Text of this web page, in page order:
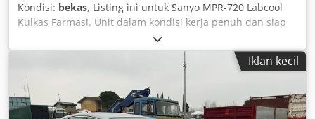
Kondisi: bekas, Listing ini untuk Sanyo MPR-720 Labcool
Kulkas Farmasi. Unit dalam kondisi kerja penuh dan siap
digunakan segera. Dirancang untuk kontrol suhu yang
stabil dan merata, kulkas farmasi ini ideal untuk
penyimpanan vaksin, reagen, dan bahan laboratorium
sensitif dengan presisi dan keandalan tinggi. Laporan
Transparansi dan Audit Teknis: Dkjdpsyyxbyefx Alhsr • Asal
Unit: Fasilitas Bioteknologi / Riset • Kondisi: Langsung dari
Iklan kecil